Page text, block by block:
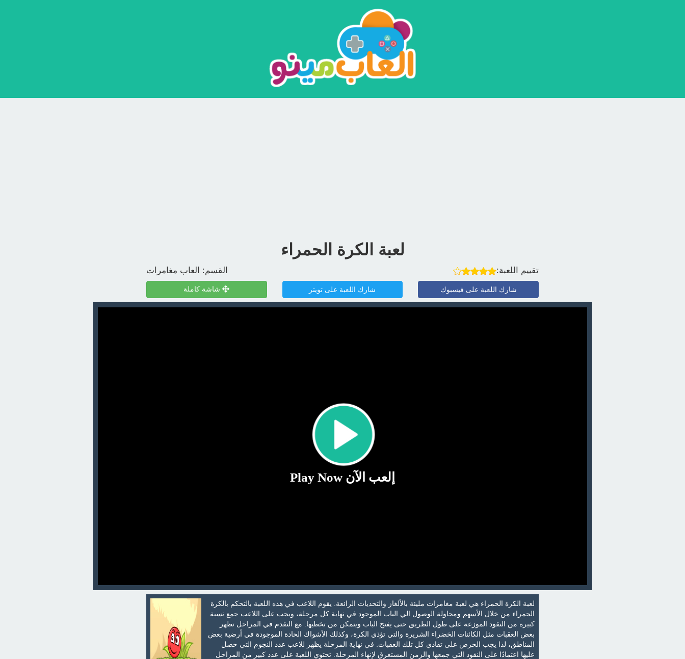
لعبة الكرة الحمراء
القسم: العاب مغامرات تقييم اللعبة:
شاشة كاملة شارك اللعبة على تويتر شارك اللعبة على فيسبوك
إلعب الآن Play Now
لعبة الكرة الحمراء هي لعبة مغامرات مليئة بالألغاز والتحديات الرائعة. يقوم اللاعب في هذه اللعبة بالتحكم بالكرة
الحمراء من خلال الأسهم ومحاولة الوصول الي الباب الموجود في نهاية كل مرحلة، ويجب على اللاعب جمع نسبة
كبيرة من النقود الموزعة على طول الطريق حتى يفتح الباب ويتمكن من تخطيها. مع التقدم في المراحل تظهر
بعض العقبات مثل الكائنات الخضراء الشريرة والتي تؤذي الكرة، وكذلك الأشواك الحادة الموجودة في أرضية بعض
المناطق، لذا يجب الحرص على تفادي كل تلك العقبات. في نهاية المرحلة يظهر للاعب عدد النجوم التي حصل
عليها اعتمادًا على النقود التي جمعها والزمن المستغرق لإنهاء المرحلة. تحتوي اللعبة على عدد كبير من المراحل